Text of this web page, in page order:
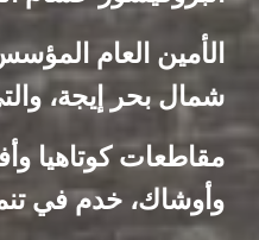
الأمين العام
شمال بحر إيجة،
مقاطعات كوتاهيا
وأوشاك، خدم في